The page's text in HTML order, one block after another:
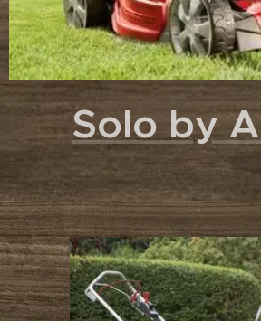
Solo by